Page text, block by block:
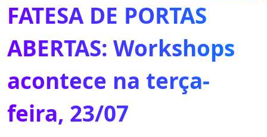
FATESA DE PORTAS
ABERTAS: Workshops
acontece na terça-
feira, 23/07